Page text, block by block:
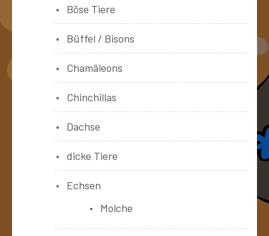
Böse Tiere
Büffel / Bisons
Chamäleons
Chinchillas
Dachse
dicke Tiere
Echsen
Molche